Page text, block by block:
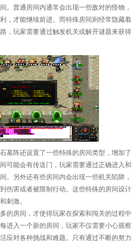
。普通房间内通常会出现一些敌对的怪物，
，才能继续前进。而特殊房间则经常隐藏着
，玩家需要通过触发机关或解开谜题来获得
墓阵还设置了一些特殊的房间类型，增加了
可能会有传送门，玩家需要通过正确进入和
。另外还有些房间内会出现一些机关陷阱，
伤害或者被限制行动。这些特殊的房间设计
刺激。
的房间，才使得玩家在探索和闯关的过程中
进入一个新的房间，玩家不仅需要小心观察
应对各种挑战和难题。只有通过不断的努力